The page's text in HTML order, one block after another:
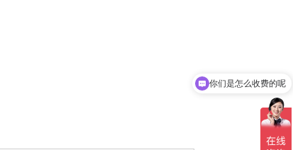
你们是怎么收费的呢
现在有优惠活动吗